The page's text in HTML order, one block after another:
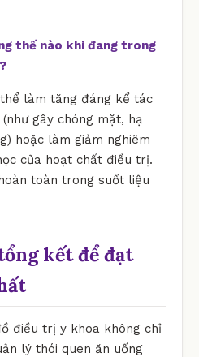
thế nào khi đang trong
làm tăng đáng kể tác
gây chóng mặt, hạ
hoặc làm giảm nghiêm
của hoạt chất điều trị.
toàn trong suốt liệu
kết để đạt
điều trị y khoa không chỉ
lý thói quen ăn uống